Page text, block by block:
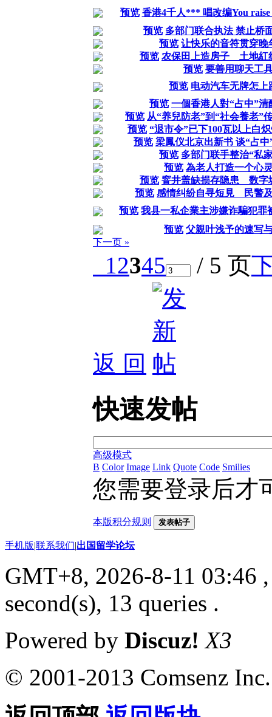
预览 香港4千人*** 唱改编You
预览 多部门联合执法 禁止桥
预览 让快乐的音符贯穿晚
预览 农保田上造房子 土地紅
预览 要善用聊天工
预览 电动汽车无牌怎上
预览 一個香港人對“占中”清
预览 从“养兒防老”到“社会養老”
预览 “退市令”已下100瓦以上白
预览 梁鳳仪北京出新书 谈“占
预览 多部门联手整治“私
预览 為老人打造一个心
预览 窨井盖缺损存隐患 数字
预览 感情纠纷自寻短見 民警
预览 我县一私企業主涉嫌诈騙犯罪
预览 父親叶浅予的速写
下一页 »
1 2345 / 5 页
返 回
快速发帖
高级模式
B Color Image Link Quote Code Smilies
您需要登录后才
本版积分规则 发表帖子
手机版|联系我们|出国留学论坛
GMT+8, 2026-8-11 03:46
second(s), 13 queries .
Powered by Discuz! X3
© 2001-2013 Comsenz Inc.